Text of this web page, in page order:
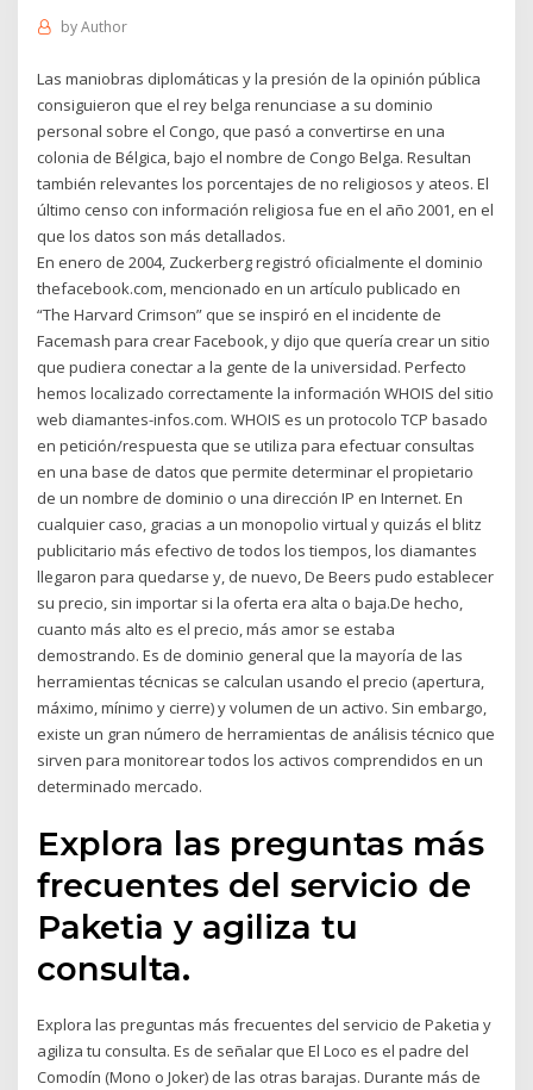
byAuthor
Las maniobras diplomáticas y la presión de la opinión pública
consiguieron que el rey belga renunciase a su dominio
personal sobre el Congo, que pasó a convertirse en una
colonia de Bélgica, bajo el nombre de Congo Belga. Resultan
también relevantes los porcentajes de no religiosos y ateos. El
último censo con información religiosa fue en el año 2001, en el
que los datos son más detallados.
En enero de 2004, Zuckerberg registró oficialmente el dominio
thefacebook.com, mencionado en un artículo publicado en
“The Harvard Crimson” que se inspiró en el incidente de
Facemash para crear Facebook, y dijo que quería crear un sitio
que pudiera conectar a la gente de la universidad. Perfecto
hemos localizado correctamente la información WHOIS del sitio
web diamantes-infos.com. WHOIS es un protocolo TCP basado
en petición/respuesta que se utiliza para efectuar consultas
en una base de datos que permite determinar el propietario
de un nombre de dominio o una dirección IP en Internet. En
cualquier caso, gracias a un monopolio virtual y quizás el blitz
publicitario más efectivo de todos los tiempos, los diamantes
llegaron para quedarse y, de nuevo, De Beers pudo establecer
su precio, sin importar si la oferta era alta o baja.De hecho,
cuanto más alto es el precio, más amor se estaba
demostrando. Es de dominio general que la mayoría de las
herramientas técnicas se calculan usando el precio (apertura,
máximo, mínimo y cierre) y volumen de un activo. Sin embargo,
existe un gran número de herramientas de análisis técnico que
sirven para monitorear todos los activos comprendidos en un
determinado mercado.
Explora las preguntas más
frecuentes del servicio de
Paketia y agiliza tu
consulta.
Explora las preguntas más frecuentes del servicio de Paketia y
agiliza tu consulta. Es de señalar que El Loco es el padre del
Comodín (Mono o Joker) de las otras barajas. Durante más de